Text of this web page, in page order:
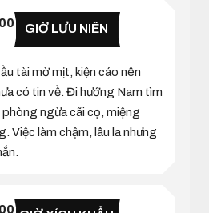
GIỜ LƯU NIÊN
tài mờ mịt, kiện cáo nên
có tin về. Đi hướng Nam tìm
phòng ngừa cãi cọ, miệng
Việc làm chậm, lâu la nhưng